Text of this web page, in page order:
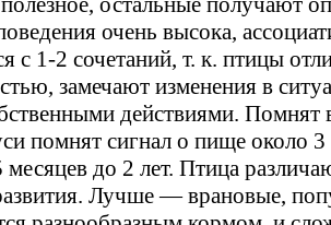
очень высока,
с 1-2 сочетаний, т. к. птицы
замечают изменения в
действиями.
помнят сигнал о пище около
до 2 лет. Птица
Лучше — врановые,